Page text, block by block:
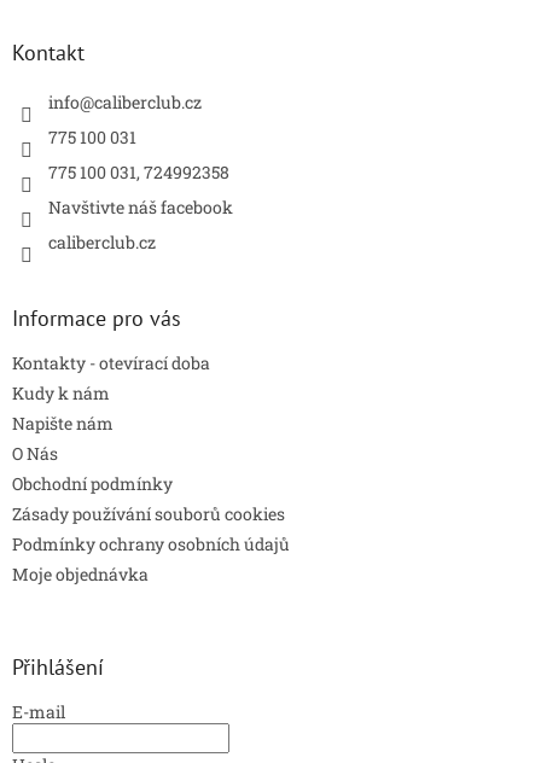
Kontakt
info@caliberclub.cz
775 100 031
775 100 031, 724992358
Navštivte náš facebook
caliberclub.cz
Informace pro vás
Kontakty - otevírací doba
Kudy k nám
Napište nám
O Nás
Obchodní podmínky
Zásady používání souborů cookies
Podmínky ochrany osobních údajů
Moje objednávka
Přihlášení
E-mail